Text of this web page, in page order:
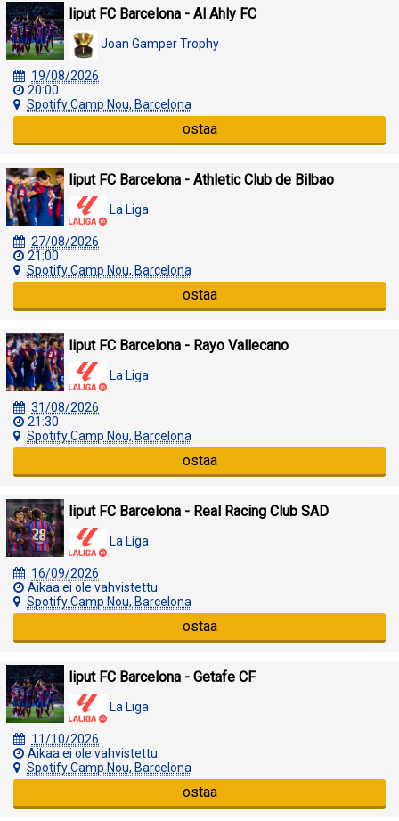
liput FC Barcelona - Al Ahly FC
Joan Gamper Trophy
19/08/2026
20:00
Spotify Camp Nou, Barcelona
ostaa
liput FC Barcelona - Athletic Club de Bilbao
La Liga
27/08/2026
21:00
Spotify Camp Nou, Barcelona
ostaa
liput FC Barcelona - Rayo Vallecano
La Liga
31/08/2026
21:30
Spotify Camp Nou, Barcelona
ostaa
liput FC Barcelona - Real Racing Club SAD
La Liga
16/09/2026
Aikaa ei ole vahvistettu
Spotify Camp Nou, Barcelona
ostaa
liput FC Barcelona - Getafe CF
La Liga
11/10/2026
Aikaa ei ole vahvistettu
Spotify Camp Nou, Barcelona
ostaa